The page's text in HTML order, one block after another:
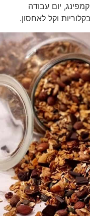
יום עבודה
וקל לאחסון.